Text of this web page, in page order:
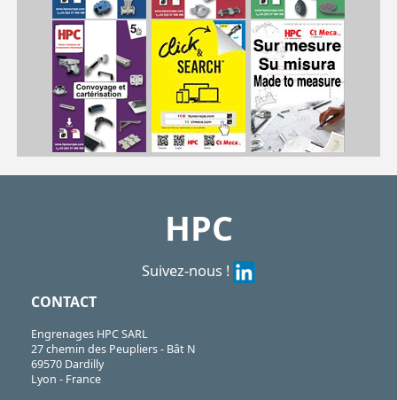
HPC
Suivez-nous !
CONTACT
Engrenages HPC SARL
27 chemin des Peupliers - Bât N
69570 Dardilly
Lyon - France